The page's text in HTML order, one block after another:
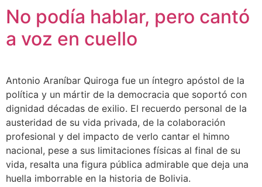
No podía hablar, pero cantó
a voz en cuello
Antonio Araníbar Quiroga fue un íntegro apóstol de la
política y un mártir de la democracia que soportó con
dignidad décadas de exilio. El recuerdo personal de la
austeridad de su vida privada, de la colaboración
profesional y del impacto de verlo cantar el himno
nacional, pese a sus limitaciones físicas al final de su
vida, resalta una figura pública admirable que deja una
huella imborrable en la historia de Bolivia.